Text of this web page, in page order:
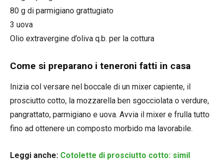
80 g di parmigiano grattugiato
3 uova
Olio extravergine d’oliva q.b. per la cottura
Come si preparano i teneroni fatti in casa
Inizia col versare nel boccale di un mixer capiente, il
prosciutto cotto, la mozzarella ben sgocciolata o verdure,
pangrattato, parmigiano e uova. Avvia il mixer e frulla tutto
fino ad ottenere un composto morbido ma lavorabile.
Leggi anche: Cotolette di prosciutto cotto: simil